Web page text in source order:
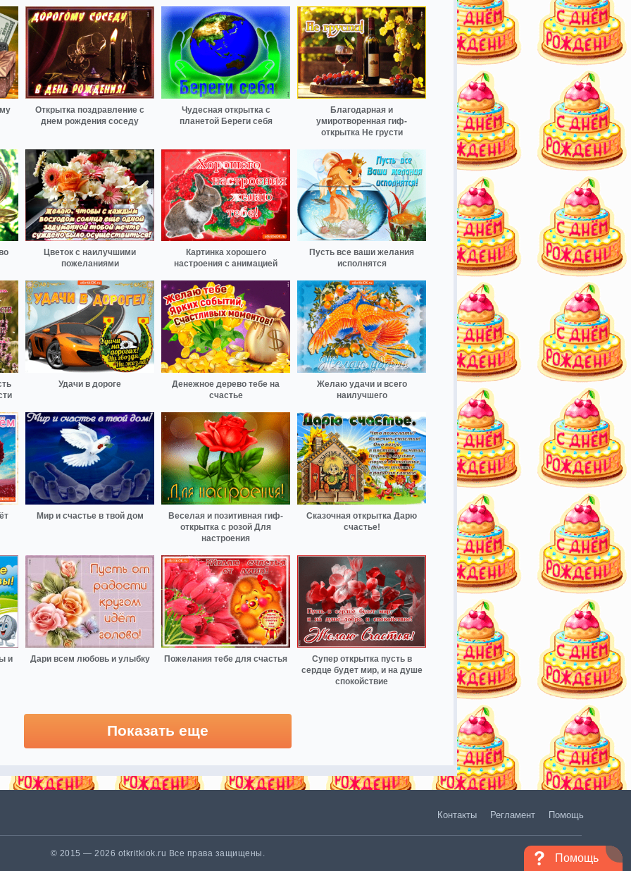
Открытка поздравление с
днем рождения соседу
Чудесная открытка с
планетой Береги себя
Благодарная и
умиротворенная гиф-
открытка Не грусти
Цветок с наилучшими
пожеланиями
Картинка хорошего
настроения с анимацией
Пусть все ваши желания
исполнятся
Удачи в дороге
Денежное дерево тебе на
счастье
Желаю удачи и всего
наилучшего
Мир и счастье в твой дом
Веселая и позитивная гиф-
открытка с розой Для
настроения
Сказочная открытка Дарю
счастье!
и Дари всем любовь и улыбку Пожелания тебе для счастья
Супер открытка пусть в
сердце будет мир, и на душе
спокойствие
Показать еще
Помощь
Контакты Регламент Помощь
© 2015 — 2026 otkritkiok.ru Все права защищены.